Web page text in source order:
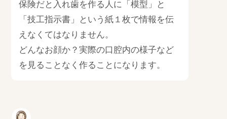
保険だと入れ歯を作る人に「模型」と
「技工指示書」という紙１枚で情報を伝
えなくてはなりません。
どんなお顔か？実際の口腔内の様子など
を見ることなく作ることになります。